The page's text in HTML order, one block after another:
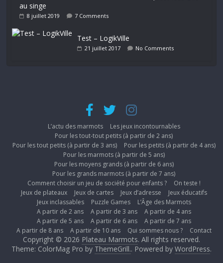
au singe
8 juillet 2019 7 Comments
Test – LogikVille
21 juillet 2017 No Comments
L’actu des marmots
Les jeux incontournables
Pour les tout-tout petits (à partir de 2 ans)
Pour les tout petits (à partir de 3 ans)
Pour les petits (à partir de 4 ans)
Pour les marmots (à partir de 5 ans)
Pour les moyens grands (à partir de 6 ans)
Pour les grands marmots (à partir de 7 ans)
Comment choisir un jeu de société pour enfants ?
On teste !
Jeux de plateaux
Jeux de cartes Jeux d’adresse
Jeux éducatifs
Jeux inclassables
Puzzle Games
L’Âge des Marmots
A partir de 2 ans
A partir de 3 ans
A partir de 4 ans
A partir de 5 ans
A partir de 6 ans
A partir de 7 ans
A partir de 8 ans
A partir de 10 ans Qui sommes nous ? Contact
Copyright © 2026 Plateau Marmots. All rights reserved.
Theme: ColorMag Pro by ThemeGrill.. Powered by WordPress.